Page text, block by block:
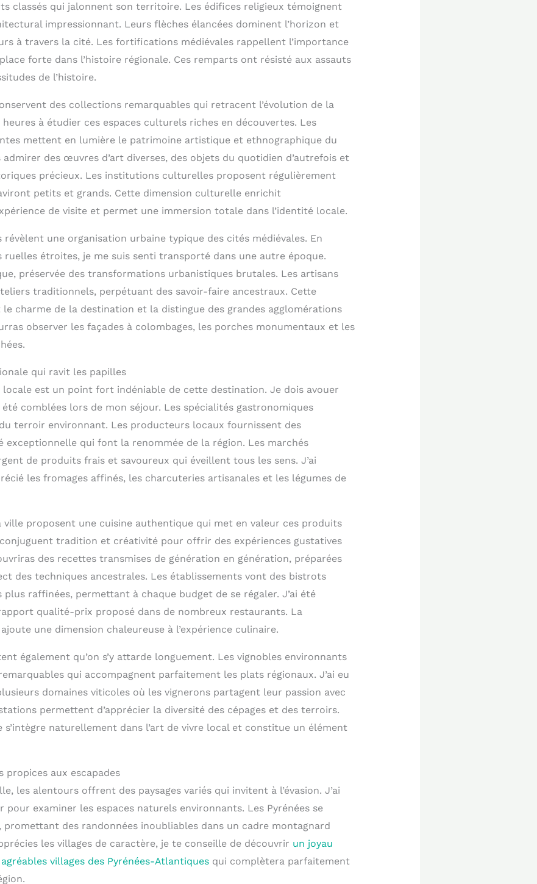
classés qui jalonnent son territoire. Les édifices religieux témoignent
impressionnant. Leurs flèches élancées dominent l’horizon et
à travers la cité. Les fortifications médiévales rappellent l’importance
forte dans l’histoire régionale. Ces remparts ont résisté aux assauts
de l’histoire.
des collections remarquables qui retracent l’évolution de la
heures à étudier ces espaces culturels riches en découvertes. Les
mettent en lumière le patrimoine artistique et ethnographique du
des œuvres d’art diverses, des objets du quotidien d’autrefois et
précieux. Les institutions culturelles proposent régulièrement
petits et grands. Cette dimension culturelle enrichit
de visite et permet une immersion totale dans l’identité locale.
révèlent une organisation urbaine typique des cités médiévales. En
ruelles étroites, je me suis senti transporté dans une autre époque.
préservée des transformations urbanistiques brutales. Les artisans
traditionnels, perpétuant des savoir-faire ancestraux. Cette
charme de la destination et la distingue des grandes agglomérations
observer les façades à colombages, les porches monumentaux et les
qui ravit les papilles
est un point fort indéniable de cette destination. Je dois avouer
comblées lors de mon séjour. Les spécialités gastronomiques
terroir environnant. Les producteurs locaux fournissent des
exceptionnelle qui font la renommée de la région. Les marchés
de produits frais et savoureux qui éveillent tous les sens. J’ai
les fromages affinés, les charcuteries artisanales et les légumes de
ville proposent une cuisine authentique qui met en valeur ces produits
tradition et créativité pour offrir des expériences gustatives
des recettes transmises de génération en génération, préparées
des techniques ancestrales. Les établissements vont des bistrots
plus raffinées, permettant à chaque budget de se régaler. J’ai été
qualité-prix proposé dans de nombreux restaurants. La
une dimension chaleureuse à l’expérience culinaire.
également qu’on s’y attarde longuement. Les vignobles environnants
qui accompagnent parfaitement les plats régionaux. J’ai eu
domaines viticoles où les vignerons partagent leur passion avec
permettent d’apprécier la diversité des cépages et des terroirs.
naturellement dans l’art de vivre local et constitue un élément
propices aux escapades
les alentours offrent des paysages variés qui invitent à l’évasion. J’ai
examiner les espaces naturels environnants. Les Pyrénées se
promettant des randonnées inoubliables dans un cadre montagnard
les villages de caractère, je te conseille de découvrir un joyau
villages des Pyrénées-Atlantiquesqui complètera parfaitement